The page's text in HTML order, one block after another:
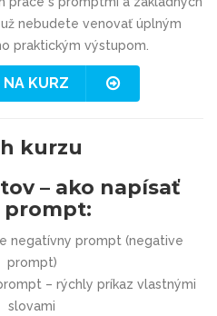
nebudete venovať úplným
praktickým výstupom.
NA KURZ
kurzu
– ako napísať
prompt:
negatívny prompt (negative
prompt)
– rýchly príkaz vlastnými
slovami